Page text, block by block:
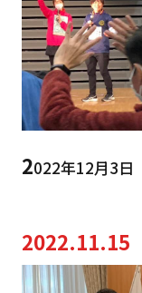
2022年12月3日
2022.11.15